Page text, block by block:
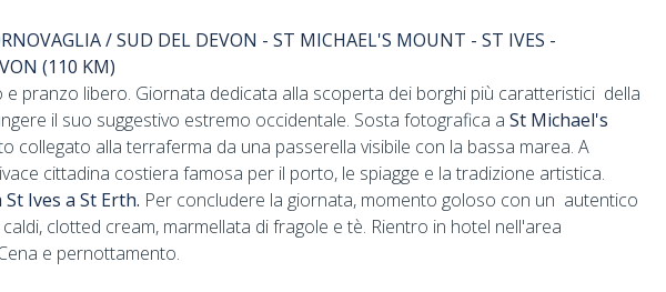
/ SUD DEL DEVON - ST MICHAEL'S MOUNT - ST IVES -
(110 KM)
e pranzo libero. Giornata dedicata alla scoperta dei borghi più caratteristici della
il suo suggestivo estremo occidentale. Sosta fotografica a St Michael's
collegato alla terraferma da una passerella visibile con la bassa marea. A
cittadina costiera famosa per il porto, le spiagge e la tradizione artistica.
Ives a St Erth. Per concludere la giornata, momento goloso con un autentico
clotted cream, marmellata di fragole e tè. Rientro in hotel nell'area
e pernottamento.